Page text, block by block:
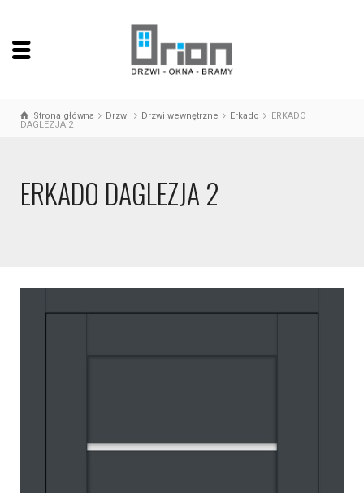
Strona główna Drzwi Drzwi wewnętrzne Erkado
ERKADO
DAGLEZJA 2
ERKADO DAGLEZJA 2